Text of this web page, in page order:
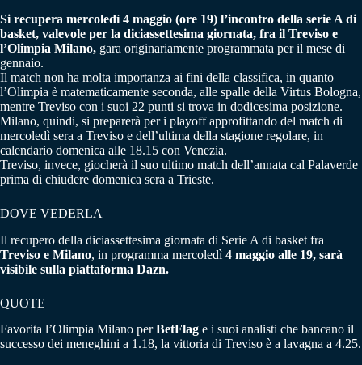
Si recupera mercoledì 4 maggio (ore 19) l’incontro della serie A di
basket, valevole per la diciassettesima giornata, fra il Treviso e
l’Olimpia Milano, gara originariamente programmata per il mese di
gennaio.
Il match non ha molta importanza ai fini della classifica, in quanto
l’Olimpia è matematicamente seconda, alle spalle della Virtus Bologna,
mentre Treviso con i suoi 22 punti si trova in dodicesima posizione.
Milano, quindi, si preparerà per i playoff approfittando del match di
mercoledì sera a Treviso e dell’ultima della stagione regolare, in
calendario domenica alle 18.15 con Venezia.
Treviso, invece, giocherà il suo ultimo match dell’annata cal Palaverde
prima di chiudere domenica sera a Trieste.
DOVE VEDERLA
Il recupero della diciassettesima giornata di Serie A di basket fra
Treviso e Milano, in programma mercoledì 4 maggio alle 19, sarà
visibile sulla piattaforma Dazn.
QUOTE
Favorita l’Olimpia Milano perBetFlag e i suoi analisti che bancano il
successo dei meneghini a 1.18, la vittoria di Treviso è a lavagna a 4.25.